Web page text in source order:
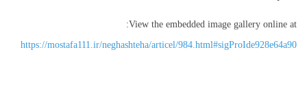
View the embedded image gallery online at:
https://mostafa111.ir/neghashteha/articel/984.html#sigProIde928e64a90